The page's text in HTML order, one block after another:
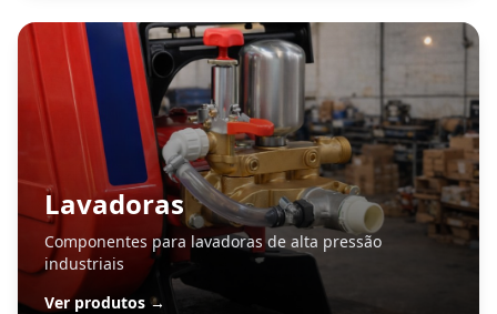
Lavadoras
Componentes para lavadoras de alta pressão
industriais
Ver produtos →